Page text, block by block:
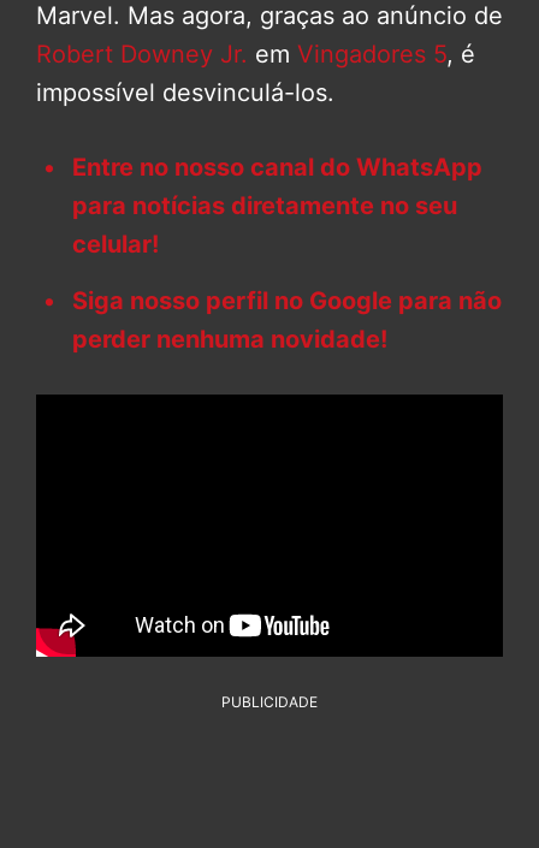
Marvel. Mas agora, graças ao anúncio de
Robert Downey Jr. em Vingadores 5, é
impossível desvinculá-los.
Entre no nosso canal do WhatsApp
para notícias diretamente no seu
celular!
Siga nosso perfil no Google para não
perder nenhuma novidade!
PUBLICIDADE